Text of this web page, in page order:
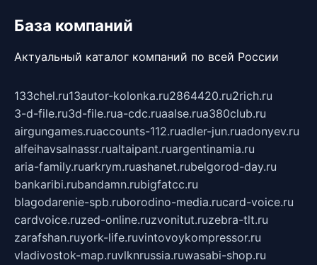
База компаний
Актуальный каталог компаний по всей России
133chel.ru13autor-kolonka.ru2864420.ru2rich.ru
3-d-file.ru3d-file.rua-cdc.ruaalse.rua380club.ru
airgungames.ruaccounts-112.ruadler-jun.ruadonyev.ru
alfeihavsalnassr.rualtaipant.ruargentinamia.ru
aria-family.ruarkrym.ruashanet.rubelgorod-day.ru
bankaribi.rubandamn.rubigfatcc.ru
blagodarenie-spb.ruborodino-media.rucard-voice.ru
cardvoice.ruzed-online.ruzvonitut.ruzebra-tlt.ru
zarafshan.ruyork-life.ruvintovoykompressor.ru
vladivostok-map.ruvlknrussia.ruwasabi-shop.ru